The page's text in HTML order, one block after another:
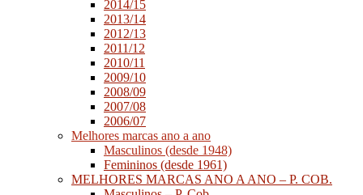
2014/15
2013/14
2012/13
2011/12
2010/11
2009/10
2008/09
2007/08
2006/07
Melhores marcas ano a ano
Masculinos (desde 1948)
Femininos (desde 1961)
MELHORES MARCAS ANO A ANO – P. COB.